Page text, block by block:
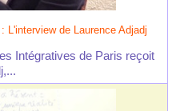
L'interview de Laurence Adjadj
Intégratives de Paris reçoit